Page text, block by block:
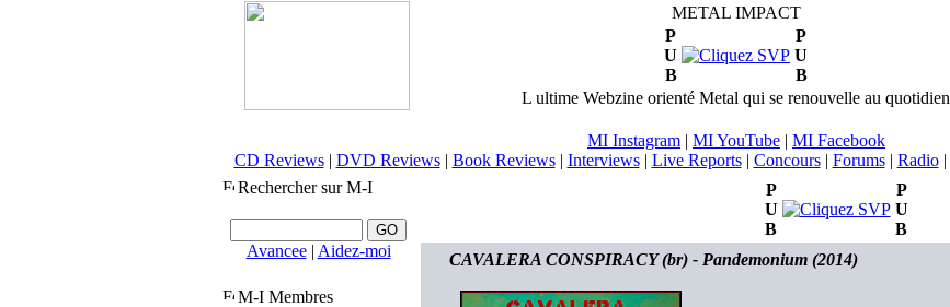
METAL IMPACT
P
U
B
P
U
B
L ultime Webzine orienté Metal qui se renouvelle au quotidien
MI Instagram | MI YouTube | MI Facebook
CD Reviews| DVD Reviews| Book Reviews| Interviews| Live Reports| Concours| Forums| Radio|
Rechercher sur M-I
Avancee| Aidez-moi
M-I Membres
P
U
B
P
U
B
CAVALERA CONSPIRACY (br) - Pandemonium (2014)